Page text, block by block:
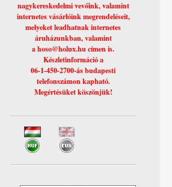
nagykereskedelmi vevőink, valamint
internetes vásárlóink megrendeléseit,
melyeket leadhatnak internetes
áruházunkban, valamint
a hoso@holux.hu címen is.
Készletinformáció a
06-1-450-2700-ás budapesti
telefonszámon kapható.
Megértésüket köszönjük!